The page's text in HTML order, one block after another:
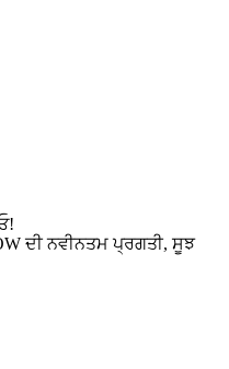
ਦੀ ਨਵੀਨਤਮ ਪ੍ਰਗਤੀ, ਸੂਝ